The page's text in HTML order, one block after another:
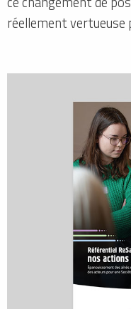
réellement vertueuse